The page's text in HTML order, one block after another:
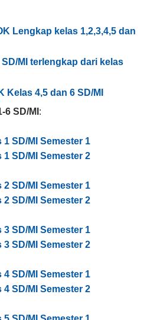
Lengkap kelas 1,2,3,4,5 dan
SD/MI terlengkap dari kelas
Kelas 4,5 dan 6 SD/MI
SD/MI :
1 SD/MI Semester 1
1 SD/MI Semester 2
2 SD/MI Semester 1
2 SD/MI Semester 2
3 SD/MI Semester 1
3 SD/MI Semester 2
4 SD/MI Semester 1
4 SD/MI Semester 2